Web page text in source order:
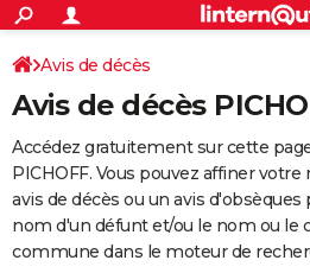
ACTUALITÉS
Politique
Société
Faits Divers
Education
Monde
Villes
+
SPORT
Coupe du monde 2026
Football
Tennis
Cyclisme
Rugby
Forum
Programme TV
TNT
Streaming
Cinéma
Sorties cinéma
Musique
+
FINANCE
Retraite
Epargne
Immobilier
Risques naturels par ville
Banque
Assurance
AUTO
Essais
Réserver un essai
Citadines
Berlines
SUV
Forum auto
+
Avis de décès
Avis de décès
Accédez gratuitement sur cette
PICHOFF. Vous pouvez affiner
avis de décès ou un avis
nom d'un défunt et/ou le nom ou le
commune dans le moteur de